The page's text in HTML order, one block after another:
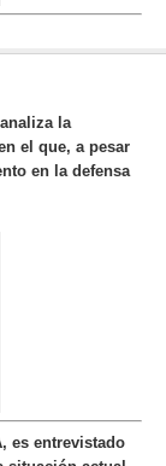
la
el que, a pesar
en la defensa
es entrevistado